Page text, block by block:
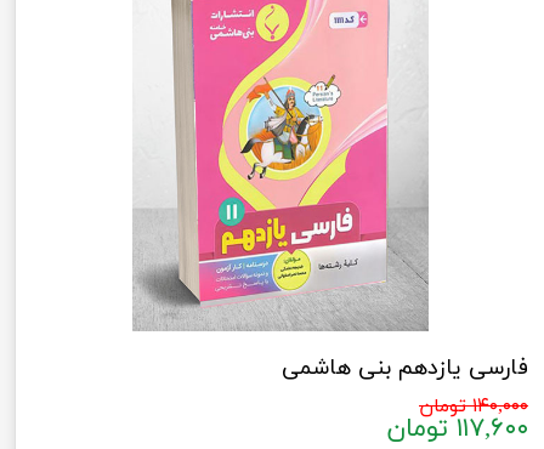
فارسی یازدهم بنی هاشمی
۱۴۰,۰۰۰ تومان
۱۱۷,۶۰۰ تومان